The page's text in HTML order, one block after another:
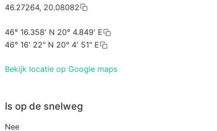
46.27264, 20.08082
46° 16.358' N 20° 4.849' E
46° 16' 22" N 20° 4' 51" E
Bekijk locatie op Google maps
Is op de snelweg
Nee